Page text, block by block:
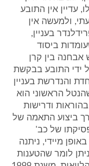
עדיין אין התובע
ולמעשה אין
בעניין,
ביסוד
אבחנה בין קרן
ידי התובע בבקשת
והנדרשת בעניין
שהנטל הראשוני הוא
ודרישות
ביצוע התאמה של
של כב'
מיידי, ניתנה
לומר שהטענות